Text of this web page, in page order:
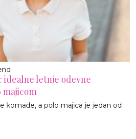
idealne letnje odevne
majicom
komade, a polo majica je jedan od